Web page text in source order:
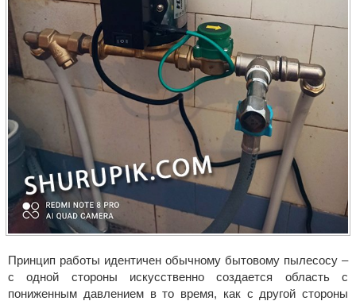
Принцип работы идентичен обычному бытовому пылесосу –
с одной стороны искусственно создается область с
пониженным давлением в то время, как с другой стороны